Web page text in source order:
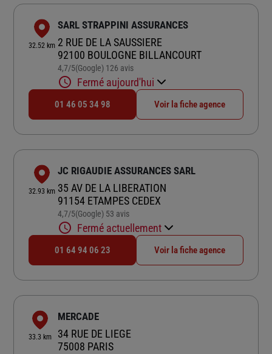
32.52 km
SARL STRAPPINI ASSURANCES
2 RUE DE LA SAUSSIERE
92100 BOULOGNE BILLANCOURT
4,7/5Note de 4.7 sur 5
(Google) 126 avis
Fermé aujourd'hui
01 46 05 34 98 Voir la fiche agence
32.93 km
JC RIGAUDIE ASSURANCES SARL
35 AV DE LA LIBERATION
91154 ETAMPES CEDEX
4,7/5Note de 4.7 sur 5
(Google) 53 avis
Fermé actuellement
01 64 94 06 23 Voir la fiche agence
33.3 km
MERCADE
34 RUE DE LIEGE
75008 PARIS